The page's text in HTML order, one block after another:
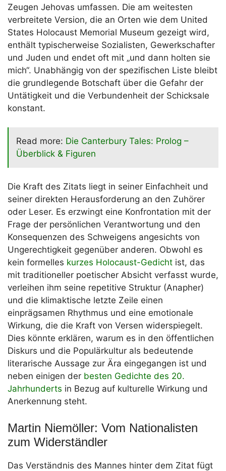
Zeugen Jehovas umfassen. Die am weitesten
verbreitete Version, die an Orten wie dem United
States Holocaust Memorial Museum gezeigt wird,
enthält typischerweise Sozialisten, Gewerkschafter
und Juden und endet oft mit „und dann holten sie
mich“. Unabhängig von der spezifischen Liste bleibt
die grundlegende Botschaft über die Gefahr der
Untätigkeit und die Verbundenheit der Schicksale
konstant.
Read more: Die Canterbury Tales: Prolog –
Überblick & Figuren
Die Kraft des Zitats liegt in seiner Einfachheit und
seiner direkten Herausforderung an den Zuhörer
oder Leser. Es erzwingt eine Konfrontation mit der
Frage der persönlichen Verantwortung und den
Konsequenzen des Schweigens angesichts von
Ungerechtigkeit gegenüber anderen. Obwohl es
kein formelles kurzes Holocaust-Gedicht ist, das
mit traditioneller poetischer Absicht verfasst wurde,
verleihen ihm seine repetitive Struktur (Anapher)
und die klimaktische letzte Zeile einen
einprägsamen Rhythmus und eine emotionale
Wirkung, die die Kraft von Versen widerspiegelt.
Dies könnte erklären, warum es in den öffentlichen
Diskurs und die Populärkultur als bedeutende
literarische Aussage zur Ära eingegangen ist und
neben einigen der besten Gedichte des 20.
Jahrhunderts in Bezug auf kulturelle Wirkung und
Anerkennung steht.
Martin Niemöller: Vom Nationalisten
zum Widerständler
Das Verständnis des Mannes hinter dem Zitat fügt